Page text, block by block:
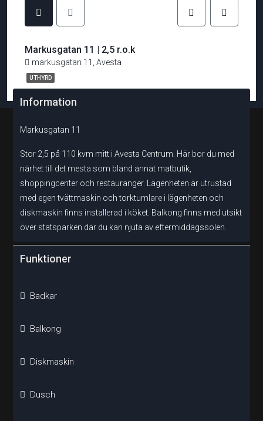
Markusgatan 11 | 2,5 r.o.k
markusgatan 11, Avesta
UTHYRD
Information
Markusgatan 11
Stor 2,5 på 110 kvm mitt i Avesta Centrum. Här bor du med
närhet till det mesta som bland annat matbutik,
shoppingcenter och restauranger. Lägenheten är utrustad
med egen tvättmaskin och torktumlare i lägenheten och
diskmaskin finns installerad i köket. Balkong finns med utsikt
över statsparken där du kan njuta av eftermiddagssolen.
Funktioner
Badkar
Balkong
Diskmaskin
Dusch